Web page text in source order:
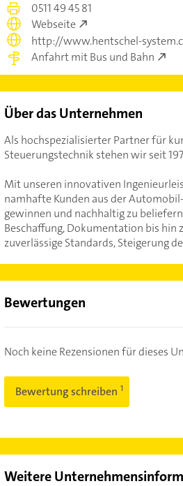
0511 49 45 81
Webseite
http://www.hentschel-
Anfahrt mit Bus und Bahn
Über das Unternehmen
Als hochspezialisierter Partner für
Steuerungstechnik stehen wir seit
Mit unseren innovativen
namhafte Kunden aus der
gewinnen und nachhaltig zu
Beschaffung, Dokumentation bis hin
zuverlässige Standards, Steigerung
Bewertungen
Noch keine Rezensionen für dieses
Bewertung schreiben
Weitere